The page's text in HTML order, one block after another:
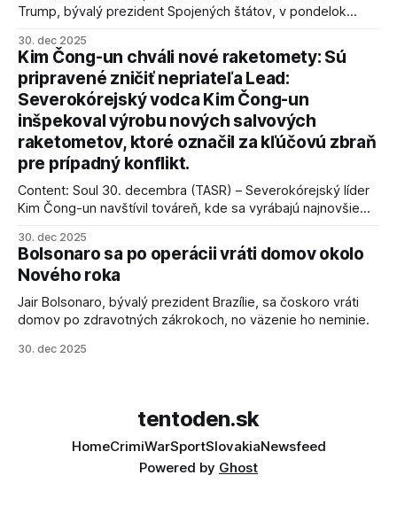
Trump, bývalý prezident Spojených štátov, v pondelok
kľúčové pre úspešné dosiahnutie prímeria v Gaze. Agentúra
AFP informuje, že Trump vyjadril presvedčenie, že Izrael plní
podmienky dohody o prí
30. dec 2025
Kim Čong-un chváli nové raketomety: Sú
pripravené zničiť nepriateľa Lead:
Severokórejský vodca Kim Čong-un
inšpekoval výrobu nových salvových
raketometov, ktoré označil za kľúčovú zbraň
pre prípadný konflikt.
Content: Soul 30. decembra (TASR) – Severokórejský líder
Kim Čong-un navštívil továreň, kde sa vyrábajú najnovšie
schopnosti. Informovali o tom štátne médiá KĽDR, na ktoré
sa odvoláva agentúra AFP.
30. dec 2025
Bolsonaro sa po operácii vráti domov okolo
Nového roka
Jair Bolsonaro, bývalý prezident Brazílie, sa čoskoro vráti
domov po zdravotných zákrokoch, no väzenie ho neminie.
30. dec 2025
tentoden.sk
HomeCrimiWarSportSlovakiaNewsfeed
Powered by Ghost